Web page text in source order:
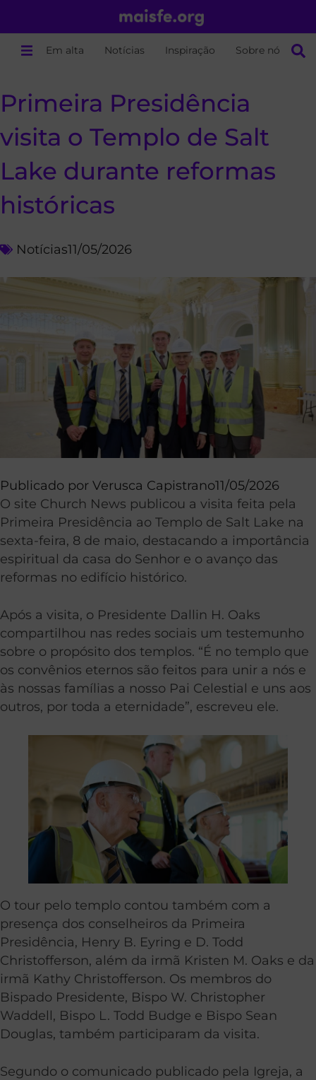
Em alta Notícias Inspiração Sobre nós
Primeira Presidência
visita o Templo de Salt
Lake durante reformas
históricas
Notícias11/05/2026
Publicado por Verusca Capistrano11/05/2026
O site Church News publicou a visita feita pela
Primeira Presidência ao Templo de Salt Lake na
sexta-feira, 8 de maio, destacando a importância
espiritual da casa do Senhor e o avanço das
reformas no edifício histórico.
Após a visita, o Presidente Dallin H. Oaks
compartilhou nas redes sociais um testemunho
sobre o propósito dos templos. “É no templo que
os convênios eternos são feitos para unir a nós e
às nossas famílias a nosso Pai Celestial e uns aos
outros, por toda a eternidade”, escreveu ele.
O tour pelo templo contou também com a
presença dos conselheiros da Primeira
Presidência, Henry B. Eyring e D. Todd
Christofferson, além da irmã Kristen M. Oaks e da
irmã Kathy Christofferson. Os membros do
Bispado Presidente, Bispo W. Christopher
Waddell, Bispo L. Todd Budge e Bispo Sean
Douglas, também participaram da visita.
Segundo o comunicado publicado pela Igreja, a